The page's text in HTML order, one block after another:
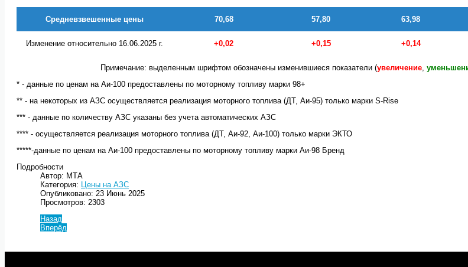
Средневзвешенные цены 70,68 57,80 63,98
Изменение относительно 16.06.2025 г. +0,02 +0,15 +0,14
Примечание: выделенным шрифтом обозначены изменившиеся показатели (увеличение,
* - данные по ценам на Аи-100 предоставлены по моторному топливу марки 98+
** - на некоторых из АЗС осуществляется реализация моторного топлива (ДТ, Аи-95) только марки S-Rise
*** - данные по количеству АЗС указаны без учета автоматических АЗС
**** - осуществляется реализация моторного топлива (ДТ, Аи-92, Аи-100) только марки ЭКТО
*****-данные по ценам на Аи-100 предоставлены по моторному топливу марки Аи-98 Бренд
Подробности
Автор: МТА
Категория:
Цены на АЗС
Опубликовано: 23 Июнь 2025
Просмотров: 2303
Назад
Вперёд